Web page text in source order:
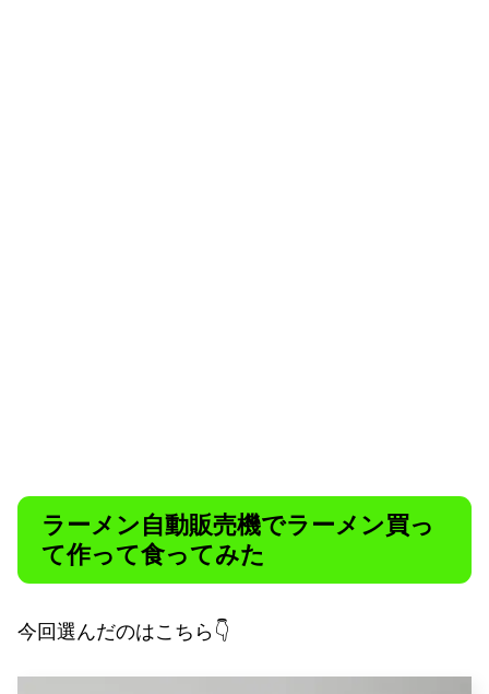
ラーメン自動販売機でラーメン買っ
て作って食ってみた
今回選んだのはこちら👇